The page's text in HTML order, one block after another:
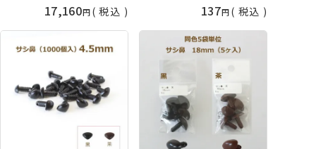
の鼻 くまの鼻 さし目 取寄せ
商品 手芸の山久
17,160 税込
可 手芸の山久137 税込